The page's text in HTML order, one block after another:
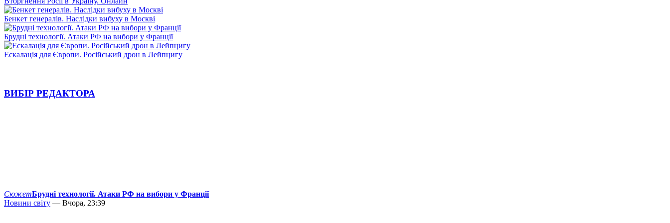
Бенкет генералів. Наслідки вибуху в Москві
Брудні технології. Атаки РФ на вибори у Франції
Ескалація для Європи. Російський дрон в Лейпцигу
ВИБІР РЕДАКТОРА
СюжетБрудні технології. Атаки РФ на вибори у Франції
Новини світу — Вчора, 23:39